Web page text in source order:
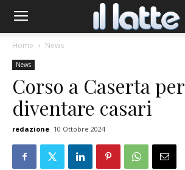
Home News
News
Corso a Caserta per
diventare casari
redazione 10 Ottobre 2024